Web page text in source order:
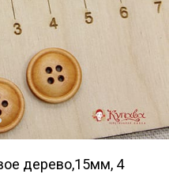
дерево,15мм, 4